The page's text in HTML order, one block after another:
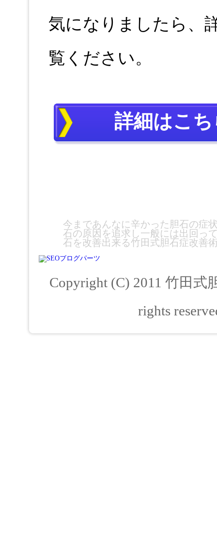
気になりましたら、
覧ください。
詳細はこ
今まであんなに辛かった胆石の症
石の原因を追求し一般には出回っ
石を改善出来る竹田式胆石症改善
Copyright (C) 2011 竹田式
rights